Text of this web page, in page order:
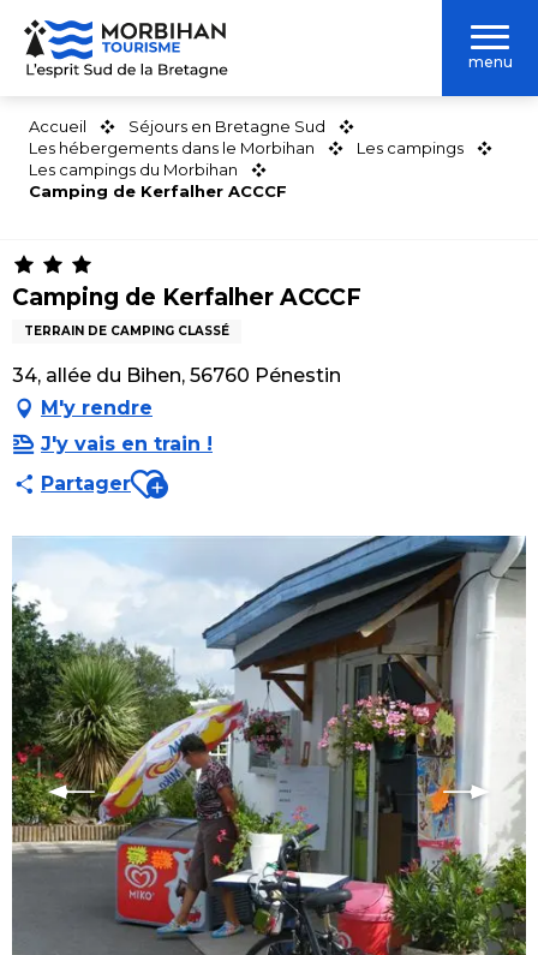
Aller
contenu
menu
Accueil
Séjours en Bretagne Sud
Les hébergements dans le Morbihan
Les campings
Les campings du Morbihan
Camping de Kerfalher ACCCF
Camping de Kerfalher ACCCF
TERRAIN DE CAMPING CLASSÉ
34, allée du Bihen, 56760 Pénestin
M'y rendre
J'y vais en train !
PartagerAjouter aux favoris